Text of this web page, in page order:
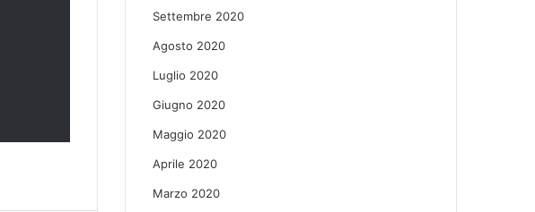
Settembre 2020
Agosto 2020
Luglio 2020
Giugno 2020
Maggio 2020
Aprile 2020
Marzo 2020